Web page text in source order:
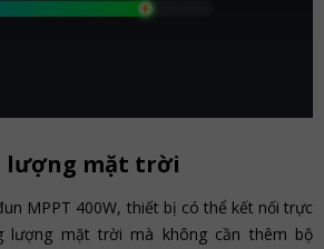
lượng mặt trời
MPPT 400W, thiết bị có thể kết nối trực
lượng mặt trời mà không cần thêm bộ